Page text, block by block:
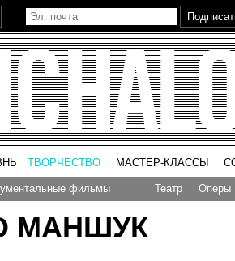
ТВОРЧЕСТВО МАСТЕР-КЛАССЫ
фильмы Театр Оперы
МАНШУК